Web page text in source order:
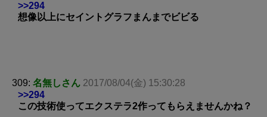
>>294
想像以上にセイントグラフまんまでビビる
309: 名無しさん 2017/08/04(金) 15:30:28
>>294
この技術使ってエクステラ2作ってもらえませんかね？